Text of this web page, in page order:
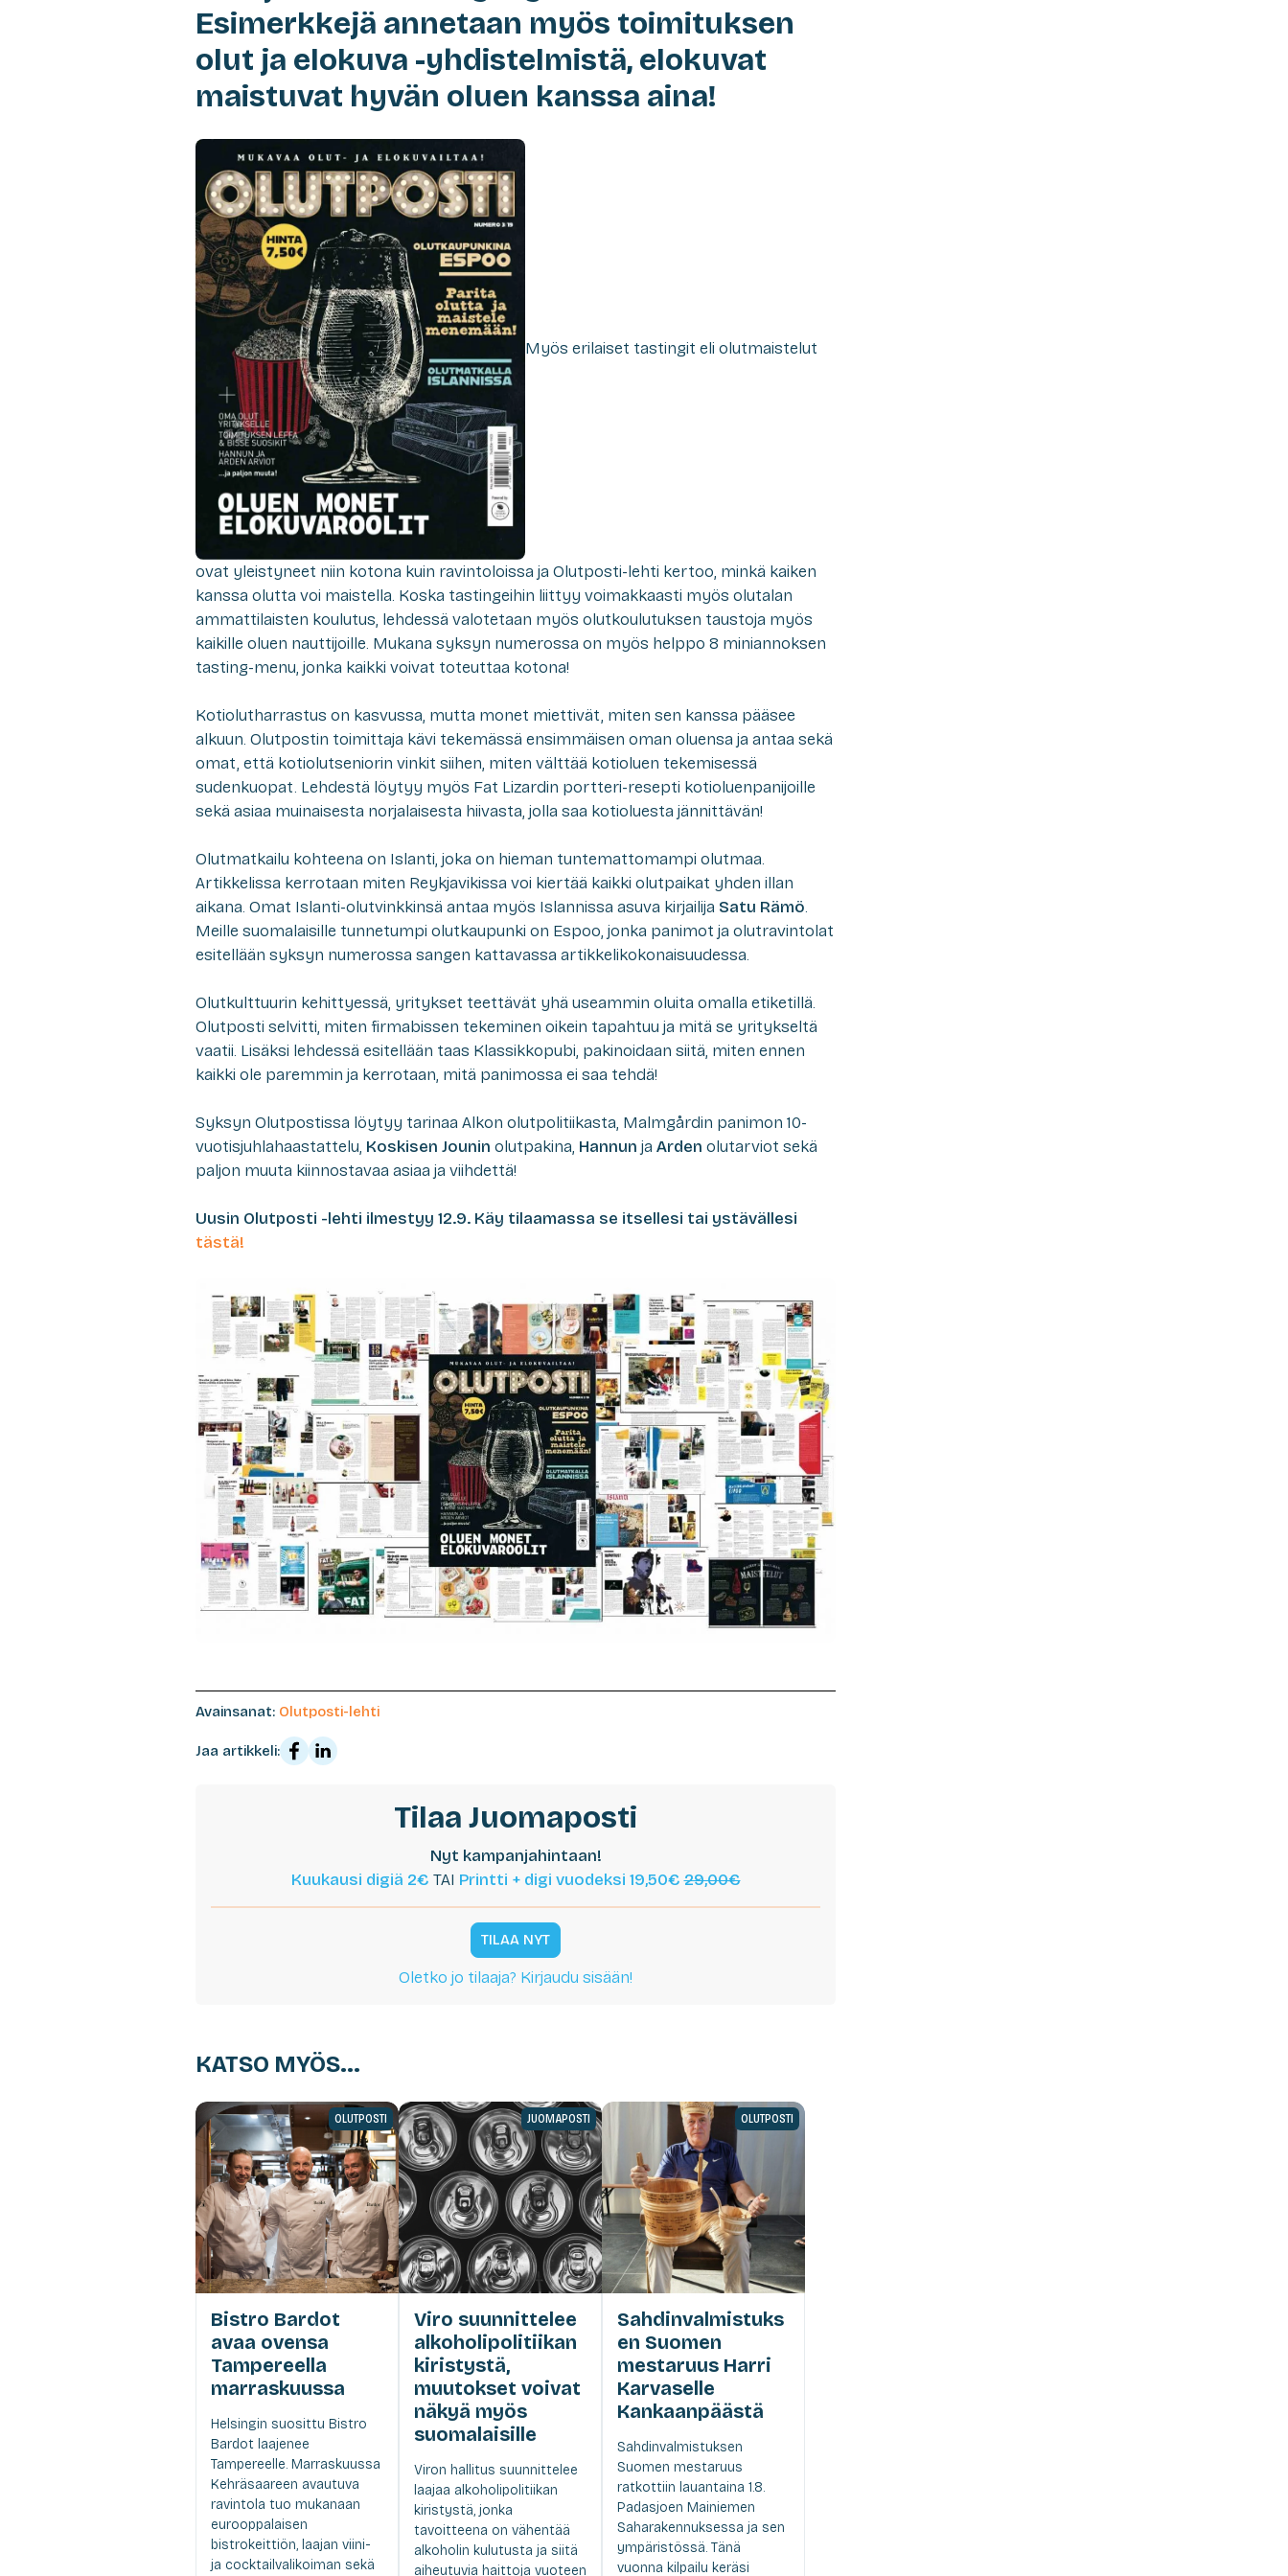
Esimerkkejä annetaan myös toimituksen
olut ja elokuva -yhdistelmistä, elokuvat
maistuvat hyvän oluen kanssa aina!
Myös erilaiset tastingit eli olutmaistelut
ovat yleistyneet niin kotona kuin ravintoloissa ja Olutposti-lehti kertoo, minkä kaiken
kanssa olutta voi maistella. Koska tastingeihin liittyy voimakkaasti myös olutalan
ammattilaisten koulutus, lehdessä valotetaan myös olutkoulutuksen taustoja myös
kaikille oluen nauttijoille. Mukana syksyn numerossa on myös helppo 8 miniannoksen
tasting-menu, jonka kaikki voivat toteuttaa kotona!
Kotiolutharrastus on kasvussa, mutta monet miettivät, miten sen kanssa pääsee
alkuun. Olutpostin toimittaja kävi tekemässä ensimmäisen oman oluensa ja antaa sekä
omat, että kotiolutseniorin vinkit siihen, miten välttää kotioluen tekemisessä
sudenkuopat. Lehdestä löytyy myös Fat Lizardin portteri-resepti kotioluenpanijoille
sekä asiaa muinaisesta norjalaisesta hiivasta, jolla saa kotioluesta jännittävän!
Olutmatkailu kohteena on Islanti, joka on hieman tuntemattomampi olutmaa.
Artikkelissa kerrotaan miten Reykjavikissa voi kiertää kaikki olutpaikat yhden illan
aikana. Omat Islanti-olutvinkkinsä antaa myös Islannissa asuva kirjailija Satu Rämö.
Meille suomalaisille tunnetumpi olutkaupunki on Espoo, jonka panimot ja olutravintolat
esitellään syksyn numerossa sangen kattavassa artikkelikokonaisuudessa.
Olutkulttuurin kehittyessä, yritykset teettävät yhä useammin oluita omalla etiketillä.
Olutposti selvitti, miten firmabissen tekeminen oikein tapahtuu ja mitä se yritykseltä
vaatii. Lisäksi lehdessä esitellään taas Klassikkopubi, pakinoidaan siitä, miten ennen
kaikki ole paremmin ja kerrotaan, mitä panimossa ei saa tehdä!
Syksyn Olutpostissa löytyy tarinaa Alkon olutpolitiikasta, Malmgårdin panimon 10-
vuotisjuhlahaastattelu, Koskisen Jounin olutpakina, Hannun ja Arden olutarviot sekä
paljon muuta kiinnostavaa asiaa ja viihdettä!
Uusin Olutposti -lehti ilmestyy 12.9. Käy tilaamassa se itsellesi tai ystävällesi
tästä!
Avainsanat: Olutposti-lehti
Jaa artikkeli:
Tilaa Juomaposti
Nyt kampanjahintaan!
Kuukausi digiä 2€ TAI Printti + digi vuodeksi 19,50€29,00€
TILAA NYT
Oletko jo tilaaja? Kirjaudu sisään!
KATSO MYÖS...
OLUTPOSTI
Bistro Bardot
avaa ovensa
Tampereella
marraskuussa
Helsingin suosittu Bistro
Bardot laajenee
Tampereelle. Marraskuussa
Kehräsaareen avautuva
ravintola tuo mukanaan
eurooppalaisen
bistrokeittiön, laajan viini-
ja cocktailvalikoiman sekä
JUOMAPOSTI
Viro suunnittelee
alkoholipolitiikan
kiristystä,
muutokset voivat
näkyä myös
suomalaisille
Viron hallitus suunnittelee
laajaa alkoholipolitiikan
kiristystä, jonka
tavoitteena on vähentää
alkoholin kulutusta ja siitä
aiheutuvia haittoja vuoteen
OLUTPOSTI
Sahdinvalmistuks
en Suomen
mestaruus Harri
Karvaselle
Kankaanpäästä
Sahdinvalmistuksen
Suomen mestaruus
ratkottiin lauantaina 1.8.
Padasjoen Mainiemen
Saharakennuksessa ja sen
ympäristössä. Tänä
vuonna kilpailu keräsi